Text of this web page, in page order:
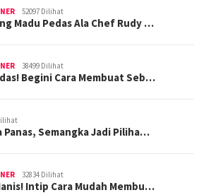
52097 Dilihat
Madu Pedas Ala Chef Rudy …
38499 Dilihat
Begini Cara Membuat Seb…
Panas, Semangka Jadi Piliha…
32834 Dilihat
Intip Cara Mudah Membu…